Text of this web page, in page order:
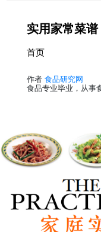
实用家常菜谱
首页
作者 食品研究网
食品专业毕业，从事